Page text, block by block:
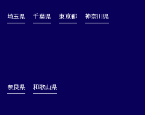
埼玉県 千葉県 東京都 神奈川県
奈良県 和歌山県